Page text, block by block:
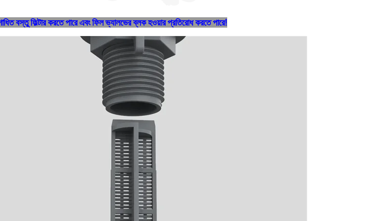
বস্তু ফিল্টার করতে পারে এবং ফিল ভ্যালভের ব্লক হওয়ার প্রতিরোধ করতে পারে!